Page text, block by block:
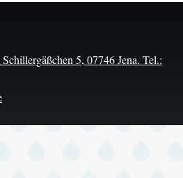
5, 07746 Jena. Tel.: